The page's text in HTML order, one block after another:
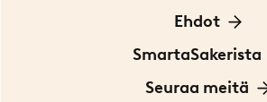
Ota yhteyttä
Ehdot
Tietoa evästeistä
Yksityisyydensuoja
SmartaSakerista
Meistä
Seuraa meitä